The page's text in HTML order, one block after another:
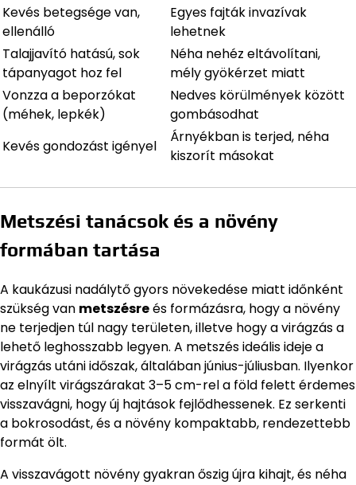
Kevés betegsége van,
ellenálló
Egyes fajták invazívak
lehetnek
Talajjavító hatású, sok
tápanyagot hoz fel
Néha nehéz eltávolítani,
mély gyökérzet miatt
Vonzza a beporzókat
(méhek, lepkék)
Nedves körülmények között
gombásodhat
Kevés gondozást igényel
Árnyékban is terjed, néha
kiszorít másokat
Metszési tanácsok és a növény
formában tartása
A kaukázusi nadálytő gyors növekedése miatt időnként
szükség van metszésreés formázásra, hogy a növény
ne terjedjen túl nagy területen, illetve hogy a virágzás a
lehető leghosszabb legyen. A metszés ideális ideje a
virágzás utáni időszak, általában június-júliusban. Ilyenkor
az elnyílt virágszárakat 3–5 cm-rel a föld felett érdemes
visszavágni, hogy új hajtások fejlődhessenek. Ez serkenti
a bokrosodást, és a növény kompaktabb, rendezettebb
formát ölt.
A visszavágott növény gyakran őszig újra kihajt, és néha